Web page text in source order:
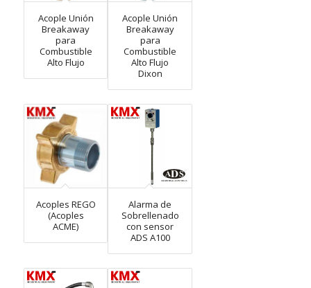
Acople Unión
Breakaway
para
Combustible
Alto Flujo
Acople Unión
Breakaway
para
Combustible
Alto Flujo
Dixon
Acoples REGO
(Acoples
ACME)
Alarma de
Sobrellenado
con sensor
ADS A100